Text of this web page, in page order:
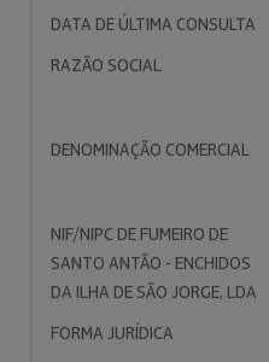
DATA DE ÚLTIMA CONSULTA
RAZÃO SOCIAL
DENOMINAÇÃO COMERCIAL
NIF/NIPC DE FUMEIRO DE
SANTO ANTÃO - ENCHIDOS
DA ILHA DE SÃO JORGE, LDA
FORMA JURÍDICA